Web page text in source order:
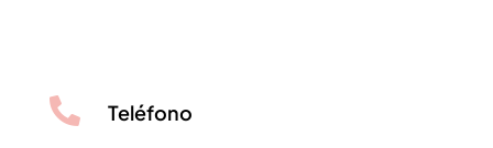
 Teléfono